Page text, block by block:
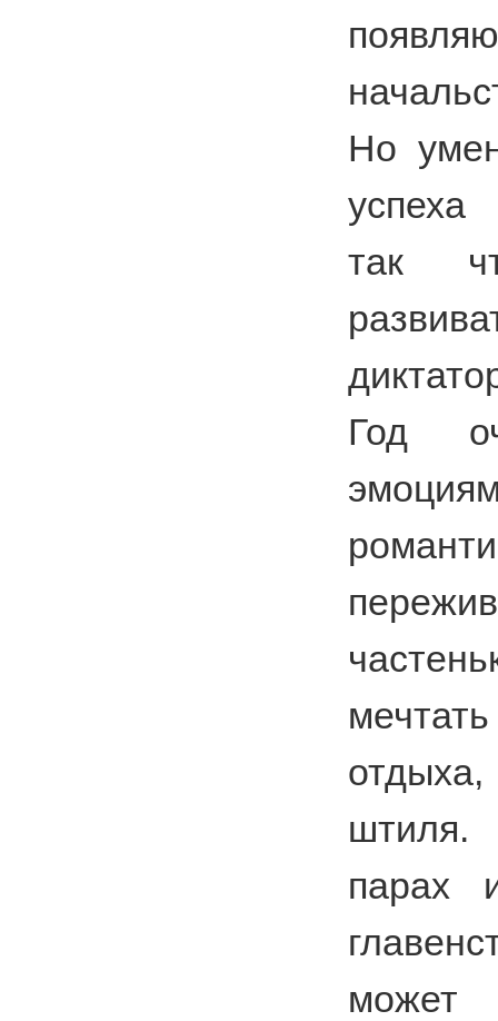
Но
успеха
так
Год
штиля.
парах
может